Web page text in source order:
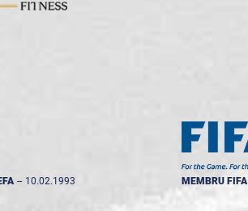
-- 10.02.1993 MEMBRU FIFA